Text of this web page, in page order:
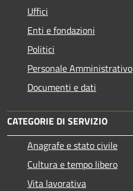
Uffici
Enti e fondazioni
Politici
Personale Amministrativo
Documenti e dati
CATEGORIE DI SERVIZIO
Anagrafe e stato civile
Cultura e tempo libero
Vita lavorativa